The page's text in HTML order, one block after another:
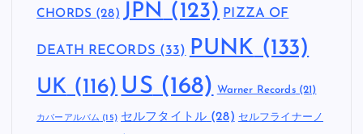
CHORDS (28) JPN (123) PIZZA OF
DEATH RECORDS (33) PUNK (133)
UK (116) US (168) Warner Records(21)
カバーアルバム (15) セルフタイトル(28) セルフライナーノ